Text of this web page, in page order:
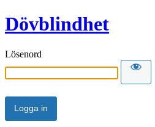
Dövblindhet
Lösenord